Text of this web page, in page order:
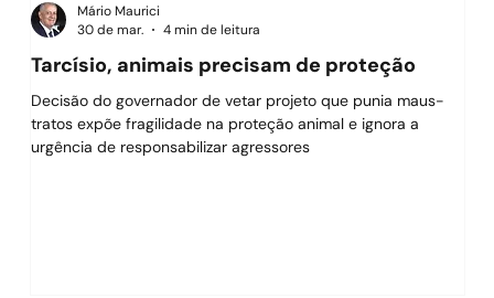
Tarcísio, animais precisam de proteção
Decisão do governador de vetar projeto que punia maus-
tratos expõe fragilidade na proteção animal e ignora a
urgência de responsabilizar agressores
Mário Maurici
30 de mar.
4 min de leitura